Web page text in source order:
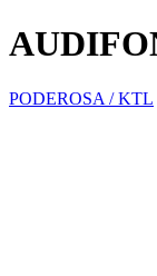
PODEROSA / KTL